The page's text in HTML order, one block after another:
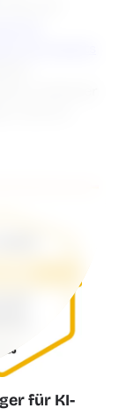
für KI-